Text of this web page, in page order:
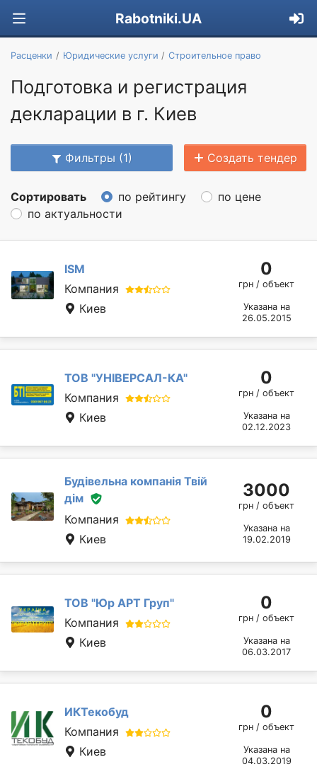
Rabotniki.UA
Расценки Юридические услуги Строительное право
Подготовка и регистрация
декларации в г. Киев
Фильтры (1) Создать тендер
Сортировать по рейтингу
по цене
по актуальности
ISM
Компания
Киев
0
грн / объект
Указана на
26.05.2015
ТОВ "УНІВЕРСАЛ-КА"
Компания
Киев
0
грн / объект
Указана на
02.12.2023
Будівельна компанія Твій
дім
Компания
Киев
3000
грн / объект
Указана на
19.02.2019
ТОВ "Юр АРТ Груп"
Компания
Киев
0
грн / объект
Указана на
06.03.2017
ИКТекобуд
Компания
Киев
0
грн / объект
Указана на
04.03.2019